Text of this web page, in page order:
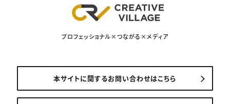
プロフェッショナル×つながる×メディア
本サイトに関するお問い合わせはこちら